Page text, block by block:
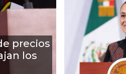
precios
los